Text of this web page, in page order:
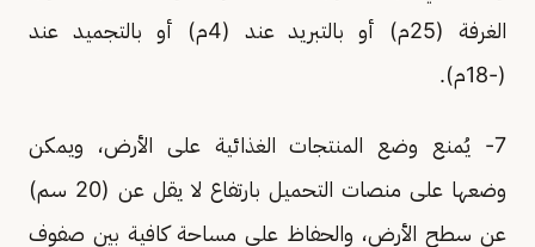
الغرفة (25م) أو بالتبريد عند (4م) أو بالتجميد عند
(-18م).
7- يُمنع وضع المنتجات الغذائية على الأرض، ويمكن
وضعها على منصات التحميل بارتفاع لا يقل عن (20 سم)
عن سطح الأرض، والحفاظ على مساحة كافية بين صفوف